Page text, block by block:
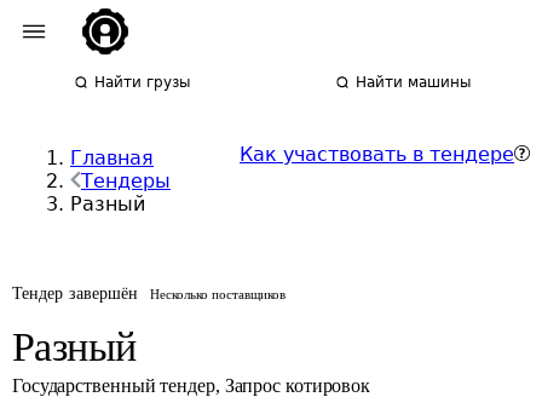
Найти грузы Найти машины
Главная
Тендеры
Разный
Как участвовать в тендере
Тендер завершён Несколько поставщиков
Разный
Государственный тендер, Запрос котировок